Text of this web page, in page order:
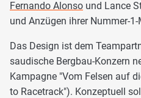
Fernando Alonso und Lance
und Anzügen ihrer Nummer-
Das Design ist dem
saudische Bergbau-Konzern
Kampagne "Vom Felsen auf
to Racetrack"). Konzeptuell